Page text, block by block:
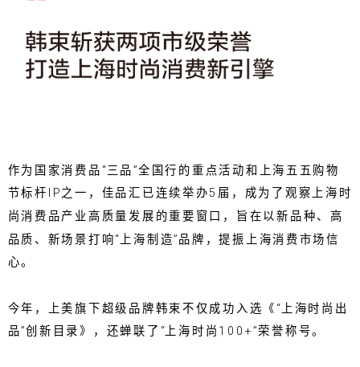
作为国家消费品“三品”全国行的重点活动和上海五五购物
节标杆IP之一，佳品汇已连续举办5届，成为了观察上海时
尚消费品产业高质量发展的重要窗口，旨在以新品种、高
品质、新场景打响“上海制造”品牌，提振上海消费市场信
心。
今年，上美旗下超级品牌韩束不仅成功入选《“上海时尚出
品”创新目录》，还蝉联了“上海时尚100+”荣誉称号。